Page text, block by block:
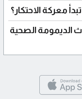
الديمومة الصحية